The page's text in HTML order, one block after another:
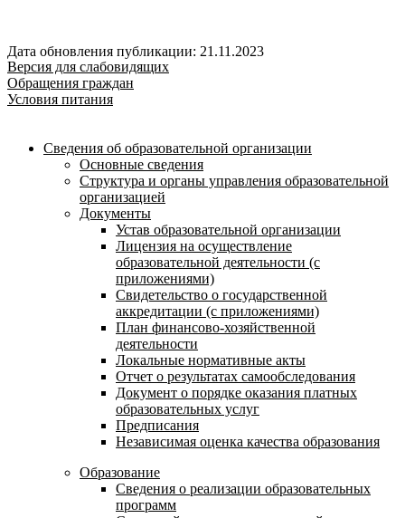
Дата обновления публикации: 21.11.2023
Версия для слабовидящих
Обращения граждан
Условия питания
Сведения об образовательной организации
Основные сведения
Структура и органы управления образовательной
организацией
Документы
Устав образовательной организации
Лицензия на осуществление
образовательной деятельности (с
приложениями)
Свидетельство о государственной
аккредитации (с приложениями)
План финансово-хозяйственной
деятельности
Локальные нормативные акты
Отчет о результатах самообследования
Документ о порядке оказания платных
образовательных услуг
Предписания
Независимая оценка качества образования
Образование
Сведения о реализации образовательных
программ